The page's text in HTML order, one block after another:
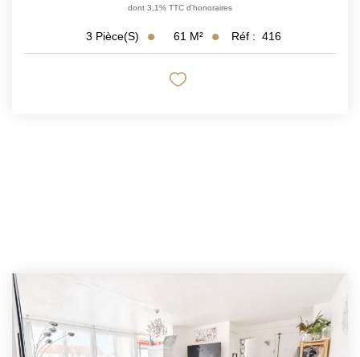
dont 3,1% TTC d'honoraires
3 Pièce(s) 61 M² Réf : 416